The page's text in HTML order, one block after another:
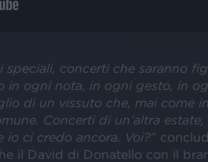
speciali, concerti che saranno
in ogni nota, in ogni gesto, in
di un vissuto che, mai come
Concerti di un’altra
io ci credo ancora. Voi?”
il David di Donatello con il